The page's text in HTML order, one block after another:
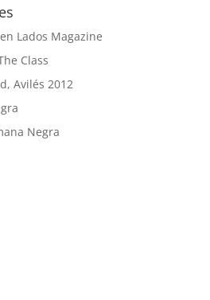
Lados Magazine
Class
Avilés 2012
Negra